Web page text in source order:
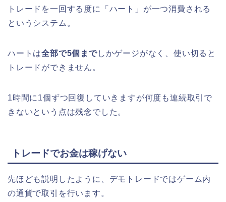
トレードを一回する度に「ハート」が一つ消費される
というシステム。
ハートは全部で5個までしかゲージがなく、使い切ると
トレードができません。
1時間に1個ずつ回復していきますが何度も連続取引で
きないという点は残念でした。
トレードでお金は稼げない
先ほども説明したように、デモトレードではゲーム内
の通貨で取引を行います。